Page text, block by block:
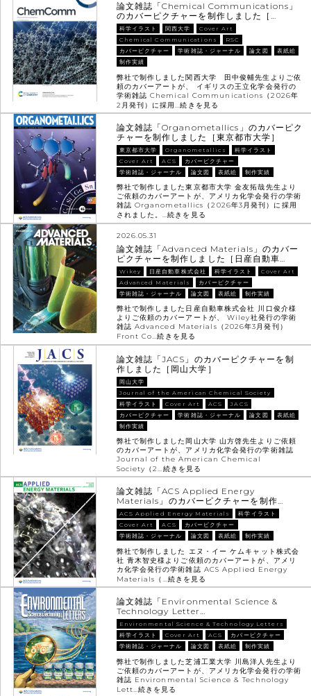
論文雑誌「Chemical Communications」
のカバーピクチャーを制作しました［…
科学イラスト 関西大学
Cover Art
Chemical Communications
RSC
カバーピクチャー
学術雑誌・ジャーナル 論文図
表紙絵
制作実績
弊社で制作しました関西大学 田中俊輔先生よりご依
頼のカバーアートが、 イギリスの王立化学会発行の
学術雑誌 Chemical Communications（2026年
2月発刊）に採用…続きを見る
論文雑誌「Organometallics」のカバーピク
チャーを制作しました［東京都市大学］
東京都市大学 Organometallics
科学イラスト
Cover Art
ACS
カバーピクチャー
学術雑誌・ジャーナル
論文図 表紙絵 制作実績
弊社で制作しました東京都市大学 金友拓哉先生より
ご依頼のカバーアートが、アメリカ化学会発行の学術
雑誌 Organometallics（2026年3月発刊）に採用
されました。…続きを見る
2026.05.31
論文雑誌「Advanced Materials」のカバー
ピクチャーを制作しました［日産自動車…
Wikey 日産自動車株式会社 科学イラスト
Cover Art
Advanced Materials
カバーピクチャー
学術雑誌・ジャーナル
論文図 表紙絵 制作実績
弊社で制作しました日産自動車株式会社 川口俊介様
よりご依頼のカバーアートが、 Wiley社発行の学術
雑誌 Advanced Materials（2026年3月発刊）
Front Co…続きを見る
論文雑誌「JACS」のカバーピクチャーを制
作しました［岡山大学］
岡山大学
Journal of the American Chemical Society
科学イラスト
Cover Art ACS
JACS
カバーピクチャー
学術雑誌・ジャーナル 論文図
表紙絵
制作実績
弊社で制作しました岡山大学 山方啓先生よりご依頼
のカバーアートが、アメリカ化学会発行の学術雑誌
Journal of the American Chemical
Society（2…続きを見る
論文雑誌「ACS Applied Energy
Materials」のカバーピクチャーを制作…
ACS Applied Energy Materials
科学イラスト
Cover Art
ACS
カバーピクチャー
学術雑誌・ジャーナル
論文図 表紙絵 制作実績
弊社で制作しました エヌ・イー ケムキャット株式会
社 青木智史様よりご依頼のカバーアートが、アメリ
カ化学会発行の学術雑誌 ACS Applied Energy
Materials（…続きを見る
論文雑誌「Environmental Science &
Technology Letter…
Environmental Science & Technology Letters
科学イラスト
Cover Art ACS
カバーピクチャー
学術雑誌・ジャーナル
論文図 表紙絵 制作実績
弊社で制作しました芝浦工業大学 川島洋人先生より
ご依頼のカバーアートが、アメリカ化学会発行の学術
雑誌 Environmental Science & Technology
Lett…続きを見る